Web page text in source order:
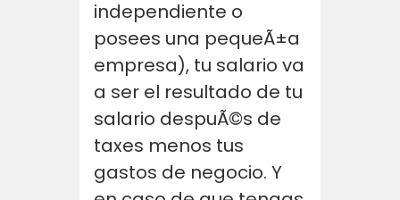
independiente o
posees una pequeÃ±a
empresa), tu salario va
a ser el resultado de tu
salario despuÃ©s de
taxes menos tus
gastos de negocio. Y